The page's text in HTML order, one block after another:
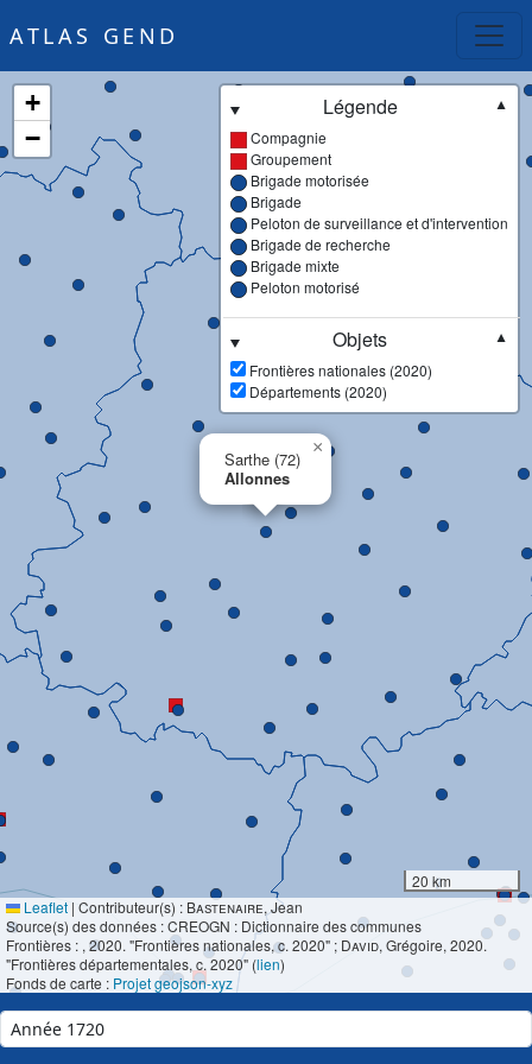
ATLAS GEND
Sarthe (72)
Allonnes
×
+
−
Légende
▼
Compagnie
Groupement
Brigade motorisée
Brigade
Peloton de surveillance et d'intervention
Brigade de recherche
Brigade mixte
Peloton motorisé
Objets
▼
Frontières nationales (2020)
Départements (2020)
20 km
Leaflet | Contributeur(s) : Bastenaire, Jean
Source(s) des données : CREOGN : Dictionnaire des communes
Frontières : , 2020. "Frontières nationales, c. 2020" ; David, Grégoire, 2020.
"Frontières départementales, c. 2020" (lien)
Fonds de carte : Projet geojson-xyz